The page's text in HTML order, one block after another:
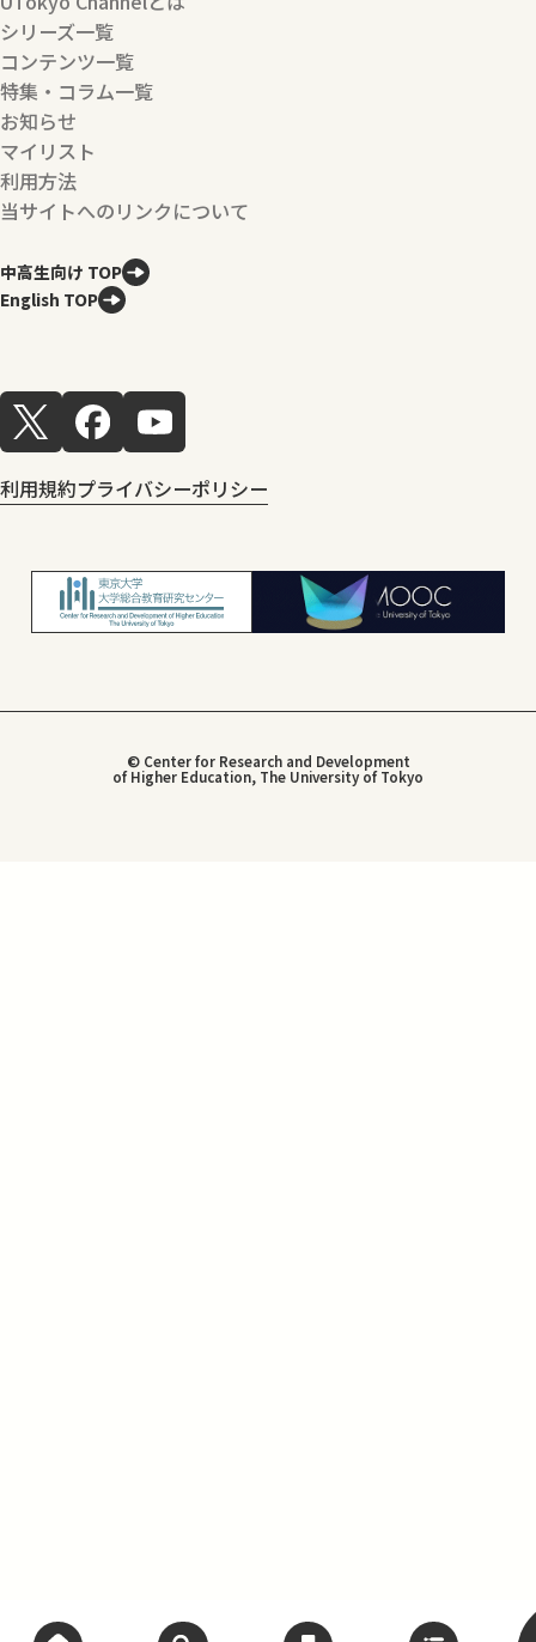
シリーズ一覧
コンテンツ一覧
特集・コラム一覧
お知らせ
マイリスト
利用方法
当サイトへのリンクについて
中高生向け TOP
English TOP
利用規約プライバシーポリシー
© Center for Research and Development
of Higher Education, The University of Tokyo